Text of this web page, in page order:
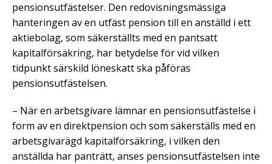
pensionsutfästelser. Den redovisningsmässiga
hanteringen av en utfäst pension till en anställd i ett
aktiebolag, som säkerställts med en pantsatt
kapitalförsäkring, har betydelse för vid vilken
tidpunkt särskild löneskatt ska påföras
pensionsutfästelsen.
– När en arbetsgivare lämnar en pensionsutfästelse i
form av en direktpension och som säkerställs med en
arbetsgivarägd kapitalförsäkring, i vilken den
anställda har panträtt, anses pensionsutfästelsen inte